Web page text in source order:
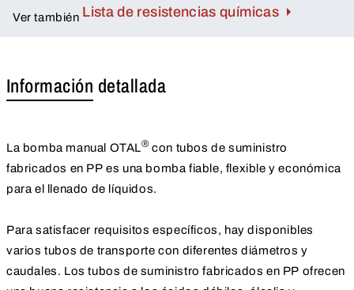
Ver también Lista de resistencias químicas
Información detallada
La bomba manual OTAL®con tubos de suministro
fabricados en PP es una bomba fiable, flexible y económica
para el llenado de líquidos.
Para satisfacer requisitos específicos, hay disponibles
varios tubos de transporte con diferentes diámetros y
caudales. Los tubos de suministro fabricados en PP ofrecen